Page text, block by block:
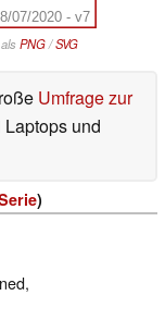
07/2020 - v7
PNG/SVG
Umfrage zur
und
)